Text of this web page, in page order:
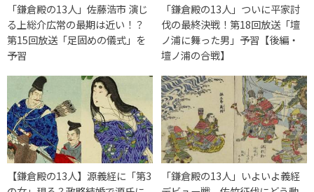
「鎌倉殿の13人」佐藤浩市 演じ
る上総介広常の最期は近い！？
第15回放送「足固めの儀式」を
予習
「鎌倉殿の13人」ついに平家討
伐の最終決戦！第18回放送「壇
ノ浦に舞った男」予習【後編・
壇ノ浦の合戦】
【鎌倉殿の13人】源義経に「第3
「鎌倉殿の13人」いよいよ義経